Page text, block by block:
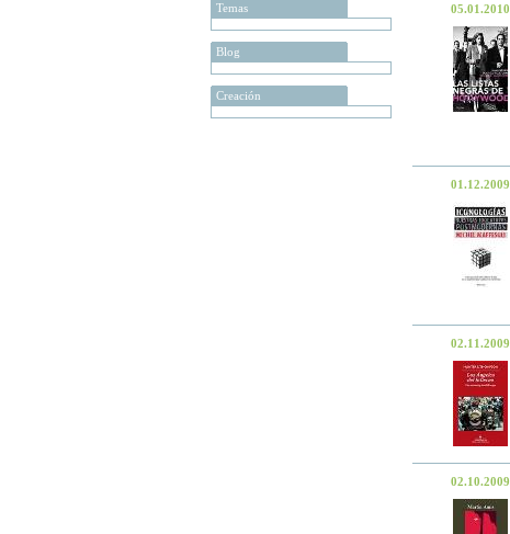
Temas
Blog
Creación
05.01.2010
01.12.2009
02.11.2009
02.10.2009